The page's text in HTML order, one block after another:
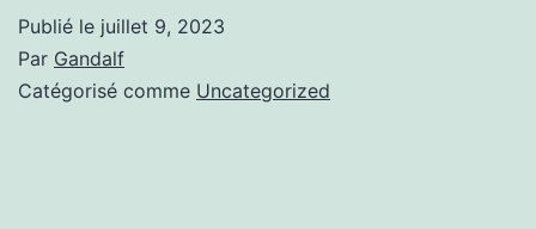
Publié le juillet 9, 2023
Par Gandalf
Catégorisé comme Uncategorized